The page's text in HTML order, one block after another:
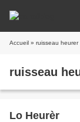
Accueil » ruisseau heurer
ruisseau
Lo Heurèr